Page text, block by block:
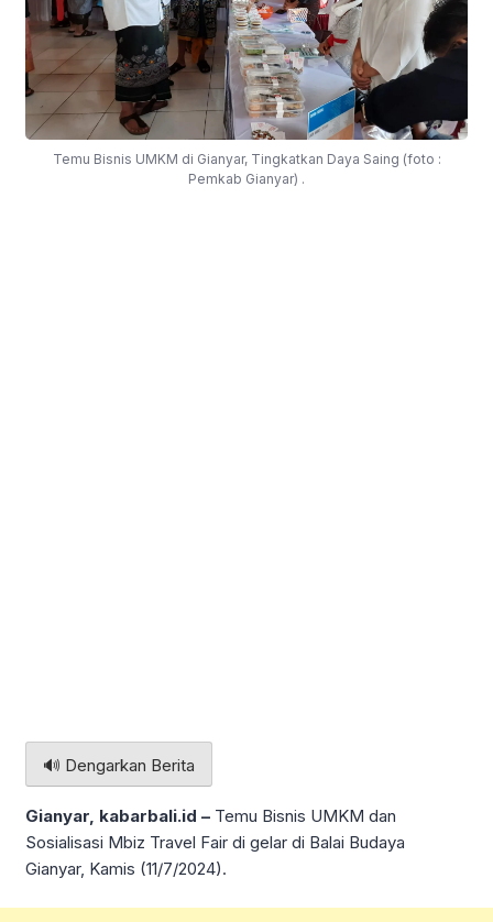
Temu Bisnis UMKM di Gianyar, Tingkatkan Daya Saing (foto :
Pemkab Gianyar) .
🔊 Dengarkan Berita
Gianyar, kabarbali.id – Temu Bisnis UMKM dan
Sosialisasi Mbiz Travel Fair di gelar di Balai Budaya
Gianyar, Kamis (11/7/2024).